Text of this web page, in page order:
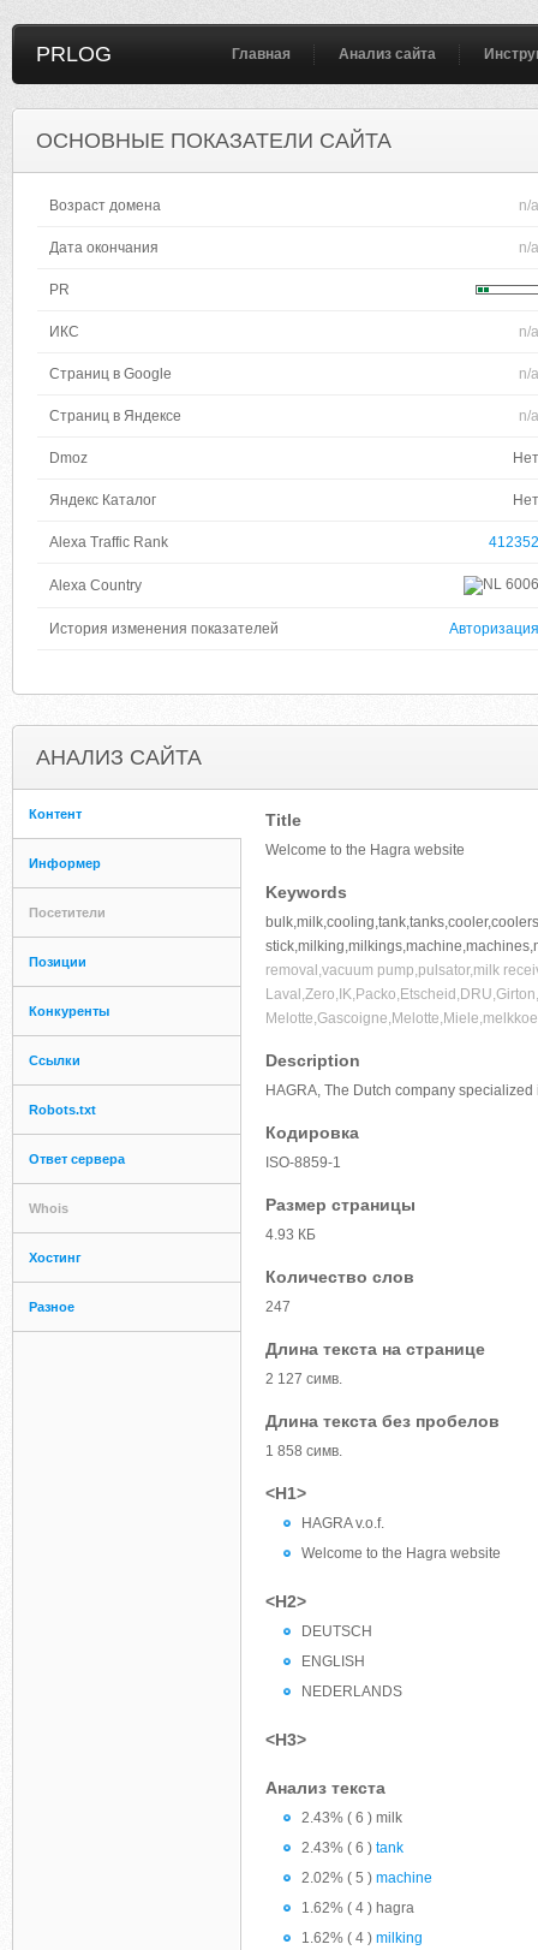
PRLOG Главная Анализ сайта
ОСНОВНЫЕ ПОКАЗАТЕЛИ САЙТА
Возраст домена n/a
Дата окончания n/a
PR
ИКС n/a
Страниц в Google n/a
Страниц в Яндексе n/a
Dmoz Нет
Яндекс Каталог Нет
Alexa Traffic Rank 412352
Alexa Country 6006
История изменения показателей Авторизация
АНАЛИЗ САЙТА
Контент
Информер
Посетители
Позиции
Конкуренты
Ссылки
Robots.txt
Ответ сервера
Whois
Хостинг
Разное
Title
Welcome to the Hagra website
Keywords
removal,vacuum pump,pulsator,milk
Description
HAGRA, The Dutch company
Кодировка
ISO-8859-1
Размер страницы
4.93 КБ
Количество слов
247
Длина текста на странице
2 127 симв.
Длина текста без пробелов
1 858 симв.
<H1>
HAGRA v.o.f.
Welcome to the Hagra website
<H2>
DEUTSCH
ENGLISH
NEDERLANDS
<H3>
Анализ текста
2.43% ( 6 ) milk
2.43% ( 6 ) tank
2.02% ( 5 ) machine
1.62% ( 4 ) hagra
1.62% ( 4 ) milking